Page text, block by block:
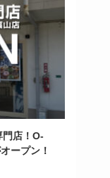
門店！O-
ープン！